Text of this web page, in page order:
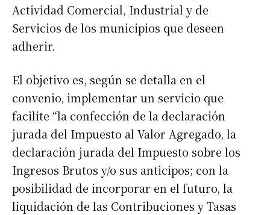
Actividad Comercial, Industrial y de
Servicios de los municipios que deseen
adherir.
El objetivo es, según se detalla en el
convenio, implementar un servicio que
facilite “la confección de la declaración
jurada del Impuesto al Valor Agregado, la
declaración jurada del Impuesto sobre los
Ingresos Brutos y/o sus anticipos; con la
posibilidad de incorporar en el futuro, la
liquidación de las Contribuciones y Tasas